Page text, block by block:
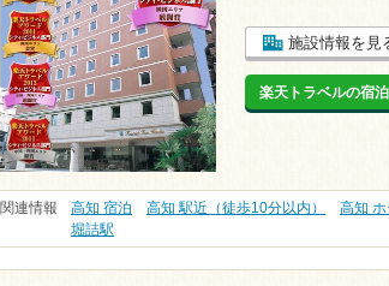
施設情報を見
楽天トラベルの宿
関連情報 高知 宿泊 高知 駅近（徒歩10分以内） 高知
堀詰駅